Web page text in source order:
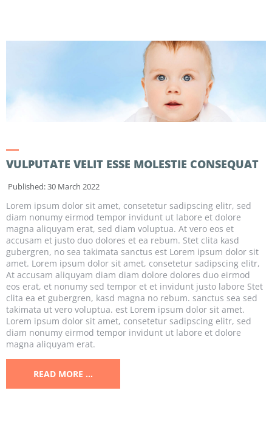
VULPUTATE VELIT ESSE MOLESTIE CONSEQUAT
Published: 30 March 2022
Lorem ipsum dolor sit amet, consetetur sadipscing elitr, sed
diam nonumy eirmod tempor invidunt ut labore et dolore
magna aliquyam erat, sed diam voluptua. At vero eos et
accusam et justo duo dolores et ea rebum. Stet clita kasd
gubergren, no sea takimata sanctus est Lorem ipsum dolor sit
amet. Lorem ipsum dolor sit amet, consetetur sadipscing elitr,
At accusam aliquyam diam diam dolore dolores duo eirmod
eos erat, et nonumy sed tempor et et invidunt justo labore Stet
clita ea et gubergren, kasd magna no rebum. sanctus sea sed
takimata ut vero voluptua. est Lorem ipsum dolor sit amet.
Lorem ipsum dolor sit amet, consetetur sadipscing elitr, sed
diam nonumy eirmod tempor invidunt ut labore et dolore
magna aliquyam erat.
READ MORE …